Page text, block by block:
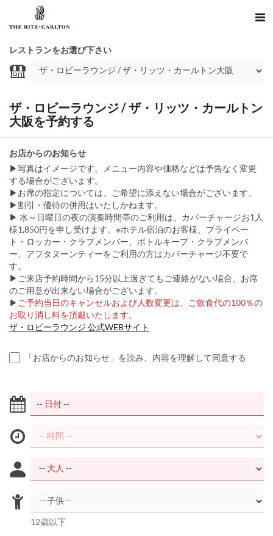
レストランをお選び下さい
ザ・ロビーラウンジ / ザ・リッツ・カールトン
大阪を予約する
お店からのお知らせ
▶写真はイメージです。メニュー内容や価格などは予告なく変更
する場合がございます。
▶お席の指定については、ご希望に添えない場合がございます。
▶割引・優待の併用はいたしかねます。
▶ 水～日曜日の夜の演奏時間帯のご利用は、カバーチャージお1人
様1,850円を申し受けます。※ホテル宿泊のお客様、プライベー
ト・ロッカー・クラブメンバー、ボトルキープ・クラブメンバ
ー、アフタヌーンティーをご利用の方はカバーチャージ不要で
す。
▶ご来店予約時間から15分以上過ぎてもご連絡がない場合、お席
のご用意が出来ない場合がございます。
▶ ご予約当日のキャンセルおよび人数変更は、ご飲食代の100％の
お取り消し料を頂戴いたします。
ザ・ロビーラウンジ 公式WEBサイト
「お店からのお知らせ」を読み、内容を理解して同意する
12歳以下